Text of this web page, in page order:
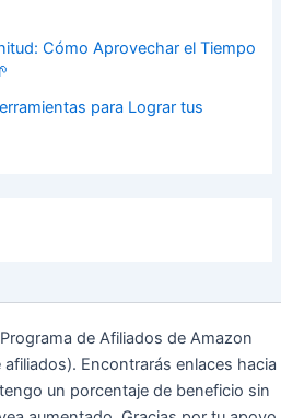
Cómo Aprovechar el Tiempo
para Lograr tus
de Afiliados de Amazon
Encontrarás enlaces hacia
un porcentaje de beneficio sin